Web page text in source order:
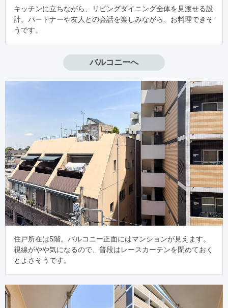
キッチンに立ちながら、リビングダイニング全体を見渡せる設
計。パートナーや友人との会話を楽しみながら、お料理できそ
うです。
バルコニーへ
住戸所在は5階。バルコニー正面にはマンションが見えます。
視線がやや気になるので、普段はレースカーテンを閉めておく
とよさそうです。